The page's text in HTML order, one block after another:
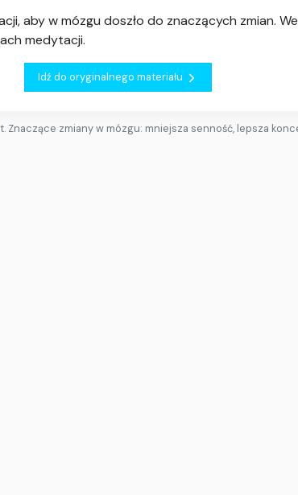
aby w mózgu doszło do znaczących zmian.
medytacji.
Idź do oryginalnego materiału
Znaczące zmiany w mózgu: mniejsza senność, lepsza